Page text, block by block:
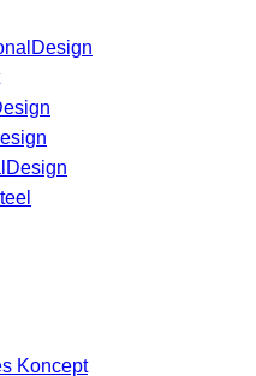
Koncept